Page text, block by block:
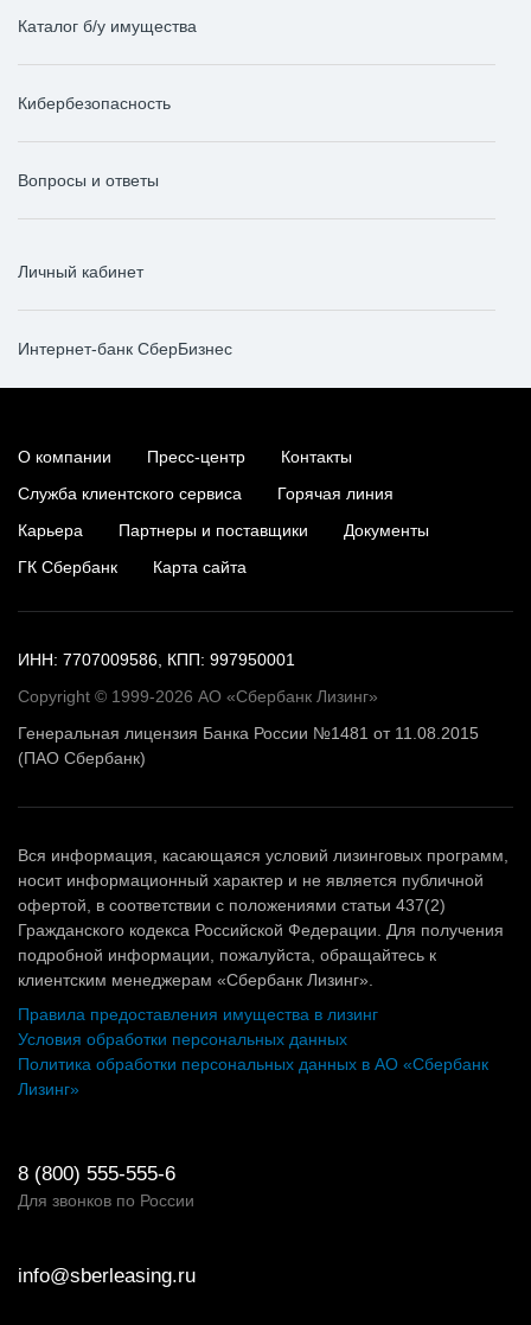
Каталог б/у имущества
Кибербезопасность
Вопросы и ответы
Личный кабинет
Интернет-банк СберБизнес
О компании Пресс-центр
Контакты
Служба клиентского сервиса
Горячая линия
Карьера
Партнеры и поставщики
Документы
ГК Сбербанк
Карта сайта
ИНН: 7707009586, КПП: 997950001
Copyright © 1999-2026 АО «Сбербанк Лизинг»
Генеральная лицензия Банка России №1481 от 11.08.2015
(ПАО Сбербанк)
Вся информация, касающаяся условий лизинговых программ,
носит информационный характер и не является публичной
офертой, в соответствии с положениями статьи 437(2)
Гражданского кодекса Российской Федерации. Для получения
подробной информации, пожалуйста, обращайтесь к
клиентским менеджерам «Сбербанк Лизинг».
Правила предоставления имущества в лизинг
Условия обработки персональных данных
Политика обработки персональных данных в АО «Сбербанк
Лизинг»
8 (800) 555-555-6
Для звонков по России
info@sberleasing.ru